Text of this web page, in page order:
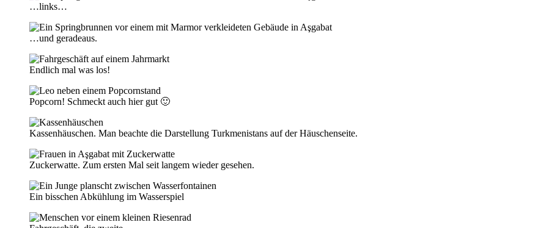
…links…
…und geradeaus.
Endlich mal was los!
Popcorn! Schmeckt auch hier gut 🙂
Kassenhäuschen. Man beachte die Darstellung Turkmenistans auf der Häuschenseite.
Zuckerwatte. Zum ersten Mal seit langem wieder gesehen.
Ein bisschen Abkühlung im Wasserspiel